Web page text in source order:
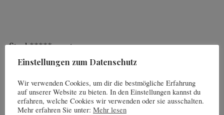
Stock*****resort
Sport Residenz Zillertal ****S
Einstellungen zum Datenschutz
Wir verwenden Cookies, um dir die bestmögliche Erfahrung
auf unserer Website zu bieten. In den Einstellungen kannst du
erfahren, welche Cookies wir verwenden oder sie ausschalten.
Mehr erfahren Sie unter: Mehr lesen